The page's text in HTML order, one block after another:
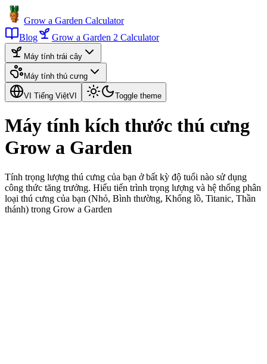
Grow a Garden Calculator
Blog
Grow a Garden 2 Calculator
Máy tính trái cây
Máy tính thú cưng
VI Tiếng ViệtVI Toggle theme
Máy tính kích thước thú cưng
Grow a Garden
Tính trọng lượng thú cưng của bạn ở bất kỳ độ tuổi nào sử dụng
công thức tăng trưởng. Hiểu tiến trình trọng lượng và hệ thống phân
loại thú cưng của bạn (Nhỏ, Bình thường, Khổng lồ, Titanic, Thần
thánh) trong Grow a Garden